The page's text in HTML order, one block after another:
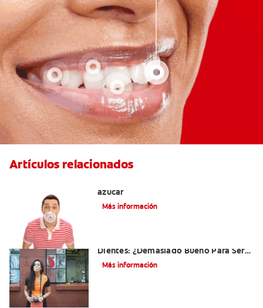
Artículos relacionados
azúcar
Más información
Dientes: ¿Demasiado Bueno Para Ser
Verdad?
Más información